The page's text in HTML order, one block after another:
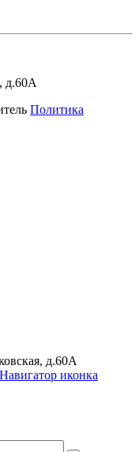
д.60А
Политика
д.60А